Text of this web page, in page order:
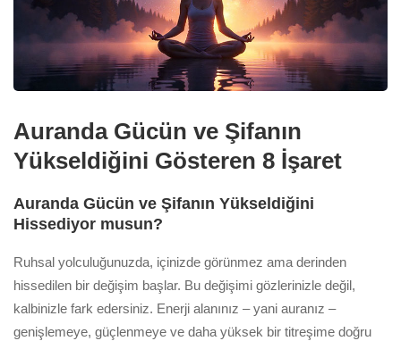
Auranda Gücün ve Şifanın
Yükseldiğini Gösteren 8 İşaret
Auranda Gücün ve Şifanın Yükseldiğini
Hissediyor musun?
Ruhsal yolculuğunuzda, içinizde görünmez ama derinden
hissedilen bir değişim başlar. Bu değişimi gözlerinizle değil,
kalbinizle fark edersiniz. Enerji alanınız – yani auranız –
genişlemeye, güçlenmeye ve daha yüksek bir titreşime doğru